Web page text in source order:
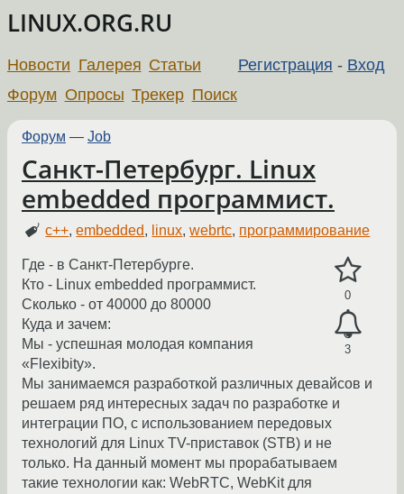
LINUX.ORG.RU
Регистрация - Вход
Новости Галерея Статьи
Форум Опросы Трекер Поиск
Форум — Job
Санкт-Петербург. Linux
embedded программист.
c++,embedded, linux,webrtc, программирование
0
3
Где - в Санкт-Петербурге.
Кто - Linux embedded программист.
Сколько - от 40000 до 80000
Куда и зачем:
Мы - успешная молодая компания
«Flexibity».
Мы занимаемся разработкой различных девайсов и
решаем ряд интересных задач по разработке и
интеграции ПО, с использованием передовых
технологий для Linux TV-приставок (STB) и не
только. На данный момент мы прорабатываем
такие технологии как: WebRTC, WebKit для